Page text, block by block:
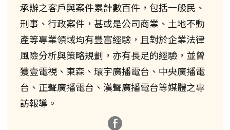
承辦之客戶與案件累計數百件，包括一般民、
刑事、行政案件，甚或是公司商業、土地不動
產等專業領域均有豐富經驗，且對於企業法律
風險分析與策略規劃，亦有長足的經驗，並曾
獲壹電視、東森、環宇廣播電台、中央廣播電
台、正聲廣播電台、漢聲廣播電台等媒體之專
訪報導。